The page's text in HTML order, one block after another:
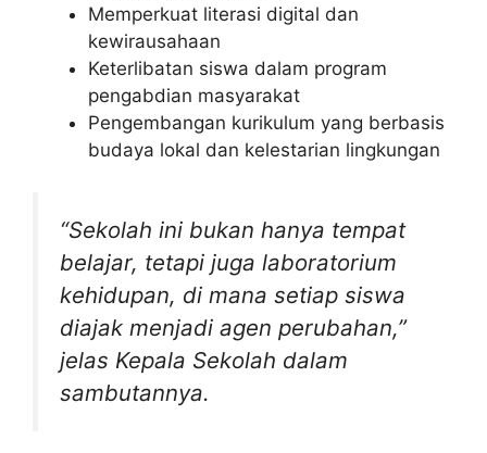
Memperkuat literasi digital dan
kewirausahaan
Keterlibatan siswa dalam program
pengabdian masyarakat
Pengembangan kurikulum yang berbasis
budaya lokal dan kelestarian lingkungan
“Sekolah ini bukan hanya tempat
belajar, tetapi juga laboratorium
kehidupan, di mana setiap siswa
diajak menjadi agen perubahan,”
jelas Kepala Sekolah dalam
sambutannya.